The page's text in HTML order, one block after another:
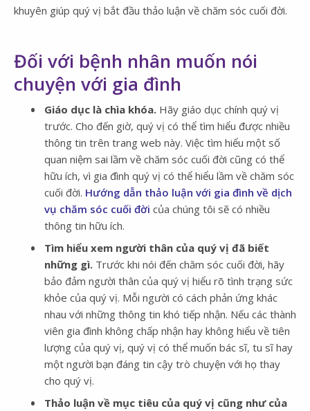
khuyên giúp quý vị bắt đầu thảo luận về chăm sóc cuối đời.
Đối với bệnh nhân muốn nói
chuyện với gia đình
Giáo dục là chìa khóa. Hãy giáo dục chính quý vị
trước. Cho đến giờ, quý vị có thể tìm hiểu được nhiều
thông tin trên trang web này. Việc tìm hiểu một số
quan niệm sai lầm về chăm sóc cuối đời cũng có thể
hữu ích, vì gia đình quý vị có thể hiểu lầm về chăm sóc
cuối đời. Hướng dẫn thảo luận với gia đình về dịch
vụ chăm sóc cuối đời của chúng tôi sẽ có nhiều
thông tin hữu ích.
Tìm hiểu xem người thân của quý vị đã biết
những gì. Trước khi nói đến chăm sóc cuối đời, hãy
bảo đảm người thân của quý vị hiểu rõ tình trạng sức
khỏe của quý vị. Mỗi người có cách phản ứng khác
nhau với những thông tin khó tiếp nhận. Nếu các thành
viên gia đình không chấp nhận hay không hiểu về tiên
lượng của quý vị, quý vị có thể muốn bác sĩ, tu sĩ hay
một người bạn đáng tin cậy trò chuyện với họ thay
cho quý vị.
Thảo luận về mục tiêu của quý vị cũng như của